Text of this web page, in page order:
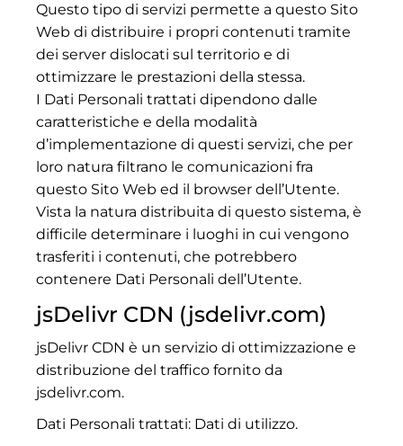
Questo tipo di servizi permette a questo Sito
Web di distribuire i propri contenuti tramite
dei server dislocati sul territorio e di
ottimizzare le prestazioni della stessa.
I Dati Personali trattati dipendono dalle
caratteristiche e della modalità
d’implementazione di questi servizi, che per
loro natura filtrano le comunicazioni fra
questo Sito Web ed il browser dell’Utente.
Vista la natura distribuita di questo sistema, è
difficile determinare i luoghi in cui vengono
trasferiti i contenuti, che potrebbero
contenere Dati Personali dell’Utente.
jsDelivr CDN (jsdelivr.com)
jsDelivr CDN è un servizio di ottimizzazione e
distribuzione del traffico fornito da
jsdelivr.com.
Dati Personali trattati: Dati di utilizzo.